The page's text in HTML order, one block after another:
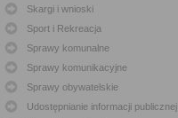
Skargi i wnioski
Sport i Rekreacja
Sprawy komunalne
Sprawy komunikacyjne
Sprawy obywatelskie
Udostępnianie informacji publicznej